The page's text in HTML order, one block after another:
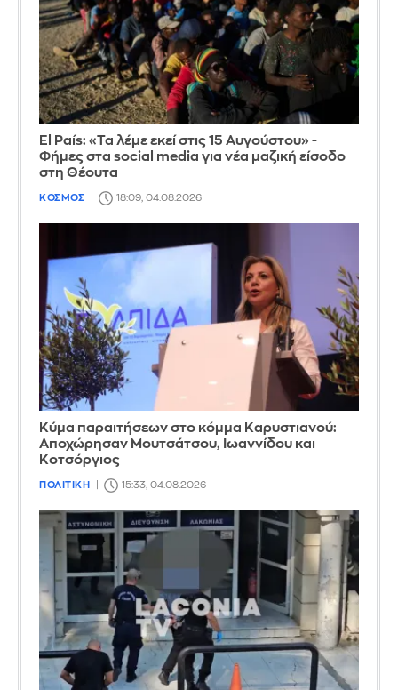
El País: «Τα λέμε εκεί στις 15 Αυγούστου» -
Φήμες στα social media για νέα μαζική είσοδο
στη Θέουτα
ΚΟΣΜΟΣ 18:09, 04.08.2026
Κύμα παραιτήσεων στο κόμμα Καρυστιανού:
Αποχώρησαν Μουτσάτσου, Ιωαννίδου και
Κοτσόργιος
ΠΟΛΙΤΙΚΗ 15:33, 04.08.2026